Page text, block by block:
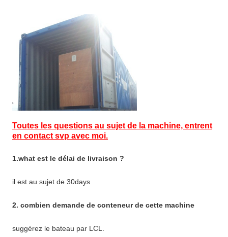
Toutes les questions au sujet de la machine, entrent
en contact svp avec moi.
1.what est le délai de livraison ?
il est au sujet de 30days
2. combien demande de conteneur de cette machine
suggérez le bateau par LCL.